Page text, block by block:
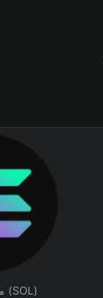
محفظة سولانا (SOL)